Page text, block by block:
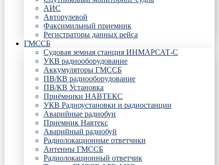
АИС
Авторулевой
Факсимильный приемник
Регистраторы данных рейса
ГМССБ
Судовая земная станция ИНМАРСАТ-С
УКВ радиооборудование
Аккумуляторы ГМССБ
ПВ/КВ радиооборудование
ПВ/КВ Установка
Приёмники НАВТЕКС
УКВ Радиоустановки и радиостанции
Аварийные радиобуи
Приемник Навтекс
Аварийный радиобуй
Радиолокационные ответчики
Антенны ГМССБ
Радиолокационный ответчик